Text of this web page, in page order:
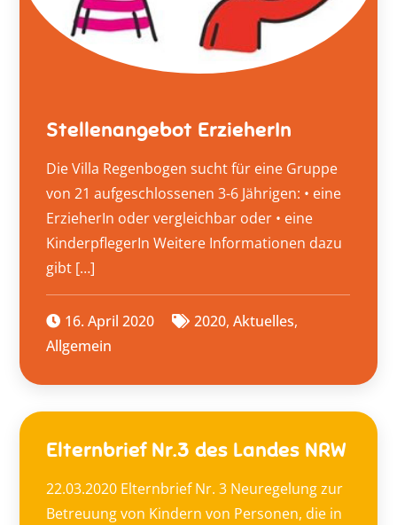
Stellenangebot ErzieherIn
Die Villa Regenbogen sucht für eine Gruppe
von 21 aufgeschlossenen 3-6 Jährigen: • eine
ErzieherIn oder vergleichbar oder • eine
KinderpflegerIn Weitere Informationen dazu
gibt […]
16. April 2020 2020,Aktuelles,
Allgemein
Elternbrief Nr.3 des Landes NRW
22.03.2020 Elternbrief Nr. 3 Neuregelung zur
Betreuung von Kindern von Personen, die in